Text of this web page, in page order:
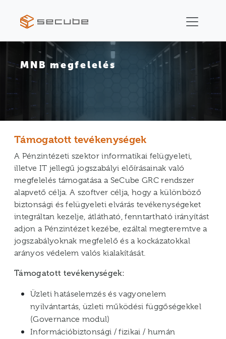
MNB megfelelés
Támogatott tevékenységek
A Pénzintézeti szektor informatikai felügyeleti,
illetve IT jellegű jogszabályi előírásainak való
megfelelés támogatása a SeCube GRC rendszer
alapvető célja. A szoftver célja, hogy a különböző
biztonsági és felügyeleti elvárás tevékenységeket
integráltan kezelje, átlátható, fenntartható irányítást
adjon a Pénzintézet kezébe, ezáltal megteremtve a
jogszabályoknak megfelelő és a kockázatokkal
arányos védelem valós kialakítását.
Támogatott tevékenységek:
Üzleti hatáselemzés és vagyonelem
nyilvántartás, üzleti működési függőségekkel
(Governance modul)
Információbiztonsági / fizikai / humán